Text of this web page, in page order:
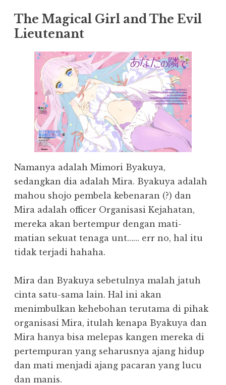
The Magical Girl and The Evil
Lieutenant
Namanya adalah Mimori Byakuya,
sedangkan dia adalah Mira. Byakuya adalah
mahou shojo pembela kebenaran (?) dan
Mira adalah officer Organisasi Kejahatan,
mereka akan bertempur dengan mati-
matian sekuat tenaga unt…… err no, hal itu
tidak terjadi hahaha.
Mira dan Byakuya sebetulnya malah jatuh
cinta satu-sama lain. Hal ini akan
menimbulkan kehebohan terutama di pihak
organisasi Mira, itulah kenapa Byakuya dan
Mira hanya bisa melepas kangen mereka di
pertempuran yang seharusnya ajang hidup
dan mati menjadi ajang pacaran yang lucu
dan manis.